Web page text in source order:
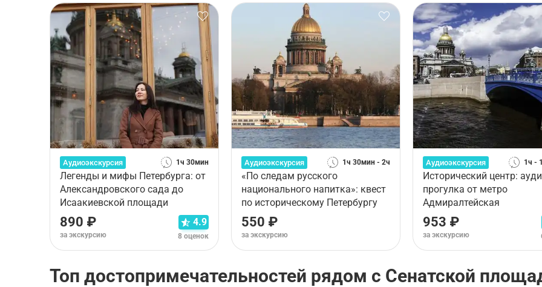
Аудиоэкскурсия 1ч 30мин
Легенды и мифы Петербурга: от
Александровского сада до
Исаакиевской площади
890 ₽
за экскурсию
4.9
8 оценок
Аудиоэкскурсия 1ч 30мин - 2ч
«По следам русского
национального напитка»: квест
по историческому Петербургу
550 ₽
за экскурсию
Аудиоэкскурсия 1ч -
Исторический центр:
прогулка от метро
Адмиралтейская
953 ₽
за экскурсию
Топ достопримечательностей рядом с Сенатской